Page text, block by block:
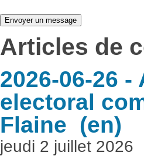
Articles de
2026-06-26
electoral
Flaine
jeudi 2 juillet 2026